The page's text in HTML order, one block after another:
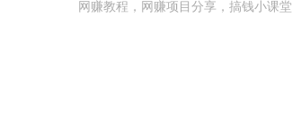
网赚教程，网赚项目分享，搞钱小课堂